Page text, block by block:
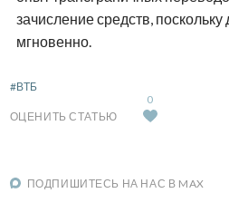
зачисление средств, поскольку
мгновенно.
#ВТБ
ОЦЕНИТЬ СТАТЬЮ
0
ПОДПИШИТЕСЬ НА НАС В MAX